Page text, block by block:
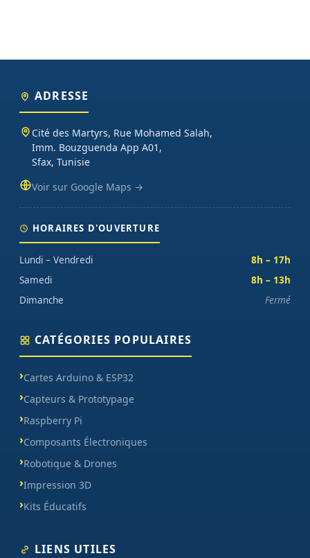
ADRESSE
Cité des Martyrs, Rue Mohamed Salah,
Imm. Bouzguenda App A01,
Sfax, Tunisie
Voir sur Google Maps →
HORAIRES D'OUVERTURE
Lundi – Vendredi
8h – 17h
Samedi
8h – 13h
Dimanche
Fermé
CATÉGORIES POPULAIRES
Cartes Arduino & ESP32
Capteurs & Prototypage
Raspberry Pi
Composants Électroniques
Robotique & Drones
Impression 3D
Kits Éducatifs
LIENS UTILES